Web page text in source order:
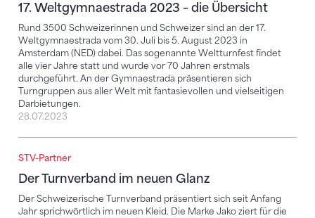
17. Weltgymnaestrada 2023 – die Übersicht
Rund 3500 Schweizerinnen und Schweizer sind an der 17.
Weltgymnaestrada vom 30. Juli bis 5. August 2023 in
Amsterdam (NED) dabei. Das sogenannte Weltturnfest findet
alle vier Jahre statt und wurde vor 70 Jahren erstmals
durchgeführt. An der Gymnaestrada präsentieren sich
Turngruppen aus aller Welt mit fantasievollen und vielseitigen
Darbietungen.
28.07.2023
STV-Partner
Der Turnverband im neuen Glanz
Der Schweizerische Turnverband präsentiert sich seit Anfang
Jahr sprichwörtlich im neuen Kleid. Die Marke Jako ziert für die
Der Turnverband im neuen Glanz